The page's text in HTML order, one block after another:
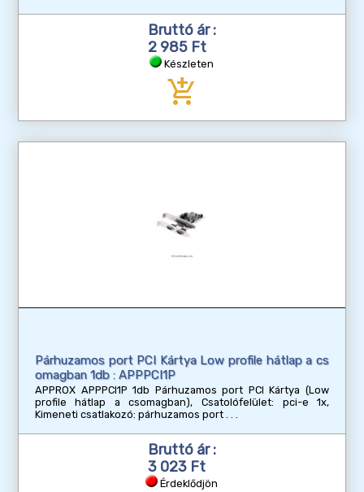
Bruttó ár :
2 985 Ft
Készleten
add_shopping_cart
Párhuzamos port PCI Kártya Low profile hátlap a cs
omagban 1db : APPPCI1P
APPROX APPPCI1P 1db Párhuzamos port PCI Kártya (Low
profile hátlap a csomagban), Csatolófelület: pci-e 1x,
Kimeneti csatlakozó: párhuzamos port
Bruttó ár :
3 023 Ft
Érdeklődjön